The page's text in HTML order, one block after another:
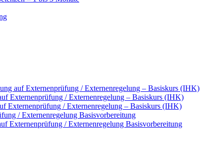
auf Externenprüfung / Externenregelung – Basiskurs (IHK)
Externenprüfung / Externenregelung – Basiskurs (IHK)
Externenprüfung / Externenregelung – Basiskurs (IHK)
/ Externenregelung Basisvorbereitung
Externenprüfung / Externenregelung Basisvorbereitung